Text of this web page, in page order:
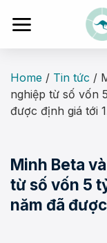
Home / Tin tức /
nghiệp từ số vốn
được định giá tới
Minh Beta
từ số vốn 5
năm đã